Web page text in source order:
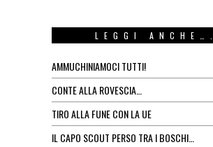
LEGGI ANCHE….
AMMUCHINIAMOCI TUTTI!
CONTE ALLA ROVESCIA…
TIRO ALLA FUNE CON LA UE
IL CAPO SCOUT PERSO TRA I BOSCHI…